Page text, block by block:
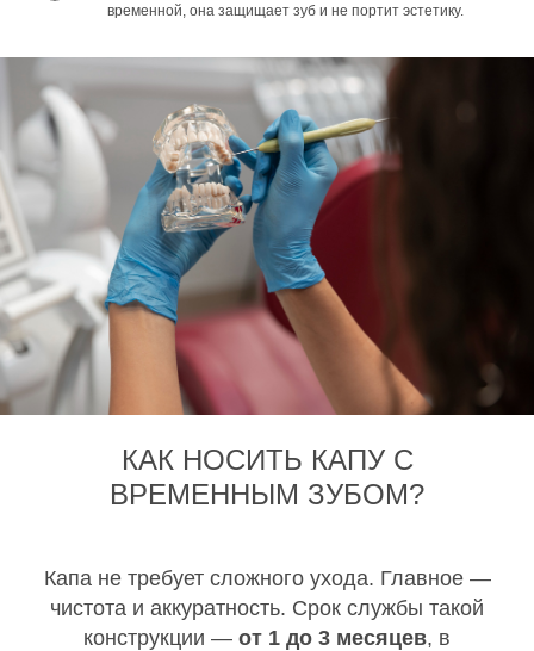
временной, она защищает зуб и не портит эстетику.
КАК НОСИТЬ КАПУ С
ВРЕМЕННЫМ ЗУБОМ?
Капа не требует сложного ухода. Главное —
чистота и аккуратность. Срок службы такой
конструкции — от 1 до 3 месяцев, в